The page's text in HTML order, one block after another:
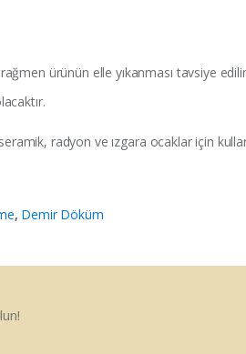
ürünün elle yıkanması tavsiye
radyon ve ızgara ocaklar için
, Demir Döküm